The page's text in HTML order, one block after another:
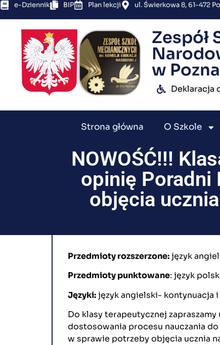
e-Dziennik BIP Plan lekcji ul. Świerkowa 8, 61-472
Zespół
w
Deklaracja
Strona główna O Szkole
NOWOŚĆ!!!
opinię Poradni
objęcia
Przedmioty rozszerzone:język
Przedmioty punktowane: język
Języki:język angielski- kontynuacja i
Do klasy terapeutycznej
dostosowania procesu nauczania
w sprawie potrzeby objęcia ucznia